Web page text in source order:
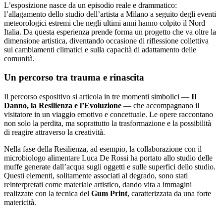
L’esposizione nasce da un episodio reale e drammatico:
l’allagamento dello studio dell’artista a Milano a seguito degli eventi
meteorologici estremi che negli ultimi anni hanno colpito il Nord
Italia. Da questa esperienza prende forma un progetto che va oltre la
dimensione artistica, diventando occasione di riflessione collettiva
sui cambiamenti climatici e sulla capacità di adattamento delle
comunità.
Un percorso tra trauma e rinascita
Il percorso espositivo si articola in tre momenti simbolici — Il
Danno, la Resilienza e l’Evoluzione — che accompagnano il
visitatore in un viaggio emotivo e concettuale. Le opere raccontano
non solo la perdita, ma soprattutto la trasformazione e la possibilità
di reagire attraverso la creatività.
Nella fase della Resilienza, ad esempio, la collaborazione con il
microbiologo alimentare Luca De Rossi ha portato allo studio delle
muffe generate dall’acqua sugli oggetti e sulle superfici dello studio.
Questi elementi, solitamente associati al degrado, sono stati
reinterpretati come materiale artistico, dando vita a immagini
realizzate con la tecnica del Gum Print, caratterizzata da una forte
matericità.